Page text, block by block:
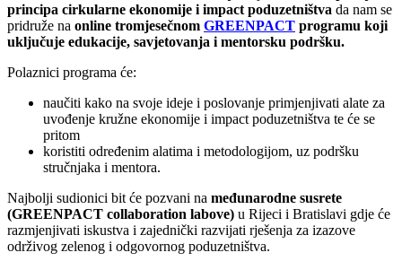
principa cirkularne ekonomije i impact poduzetništva da nam se
pridruže na online tromjesečnom GREENPACT programu koji
uključuje edukacije, savjetovanja i mentorsku podršku.
Polaznici programa će:
naučiti kako na svoje ideje i poslovanje primjenjivati alate za
uvođenje kružne ekonomije i impact poduzetništva te će se
pritom
koristiti određenim alatima i metodologijom, uz podršku
stručnjaka i mentora.
Najbolji sudionici bit će pozvani na međunarodne susrete
(GREENPACT collaboration labove) u Rijeci i Bratislavi gdje će
razmjenjivati iskustva i zajednički razvijati rješenja za izazove
održivog zelenog i odgovornog poduzetništva.